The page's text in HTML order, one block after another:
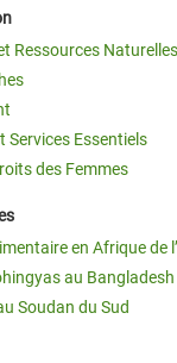
Ressources Naturelles
Services Essentiels
des Femmes
en Afrique de
au Bangladesh
Soudan du Sud